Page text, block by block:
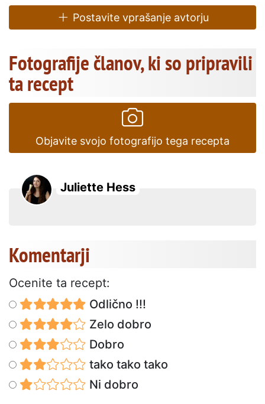
Postavite vprašanje avtorju
Fotografije članov, ki so pripravili
ta recept
Objavite svojo fotografijo tega recepta
Juliette Hess
Komentarji
Ocenite ta recept:
Odlično !!!
Zelo dobro
Dobro
tako tako tako
Ni dobro